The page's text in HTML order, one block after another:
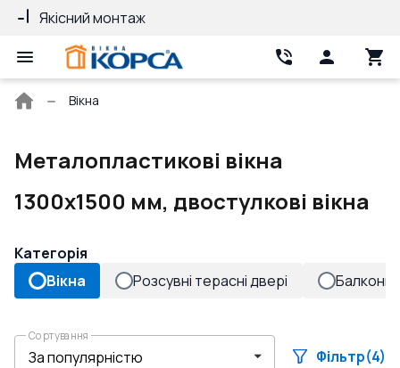
Якісний монтаж
Головна
Вікна
Металопластикові вікна
1300x1500 мм, двостулкові вікна
Категорія
Вікна
Розсувні терасні двері Балконні
Сортування
Фільтр(4)